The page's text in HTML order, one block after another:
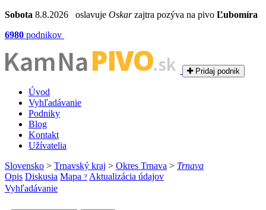
Sobota 8.8.2026 oslavuje Oskarzajtra pozýva na pivo Ľubomíra
6980 podnikov
Kam NaPIVO.sk Pridaj podnik
Úvod
Vyhľadávanie
Podniky
Blog
Kontakt
Užívatelia
Slovensko > Trnavský kraj > Okres Trnava > Trnava
Opis Diskusia Mapa ? Aktualizácia údajov
Vyhľadávanie